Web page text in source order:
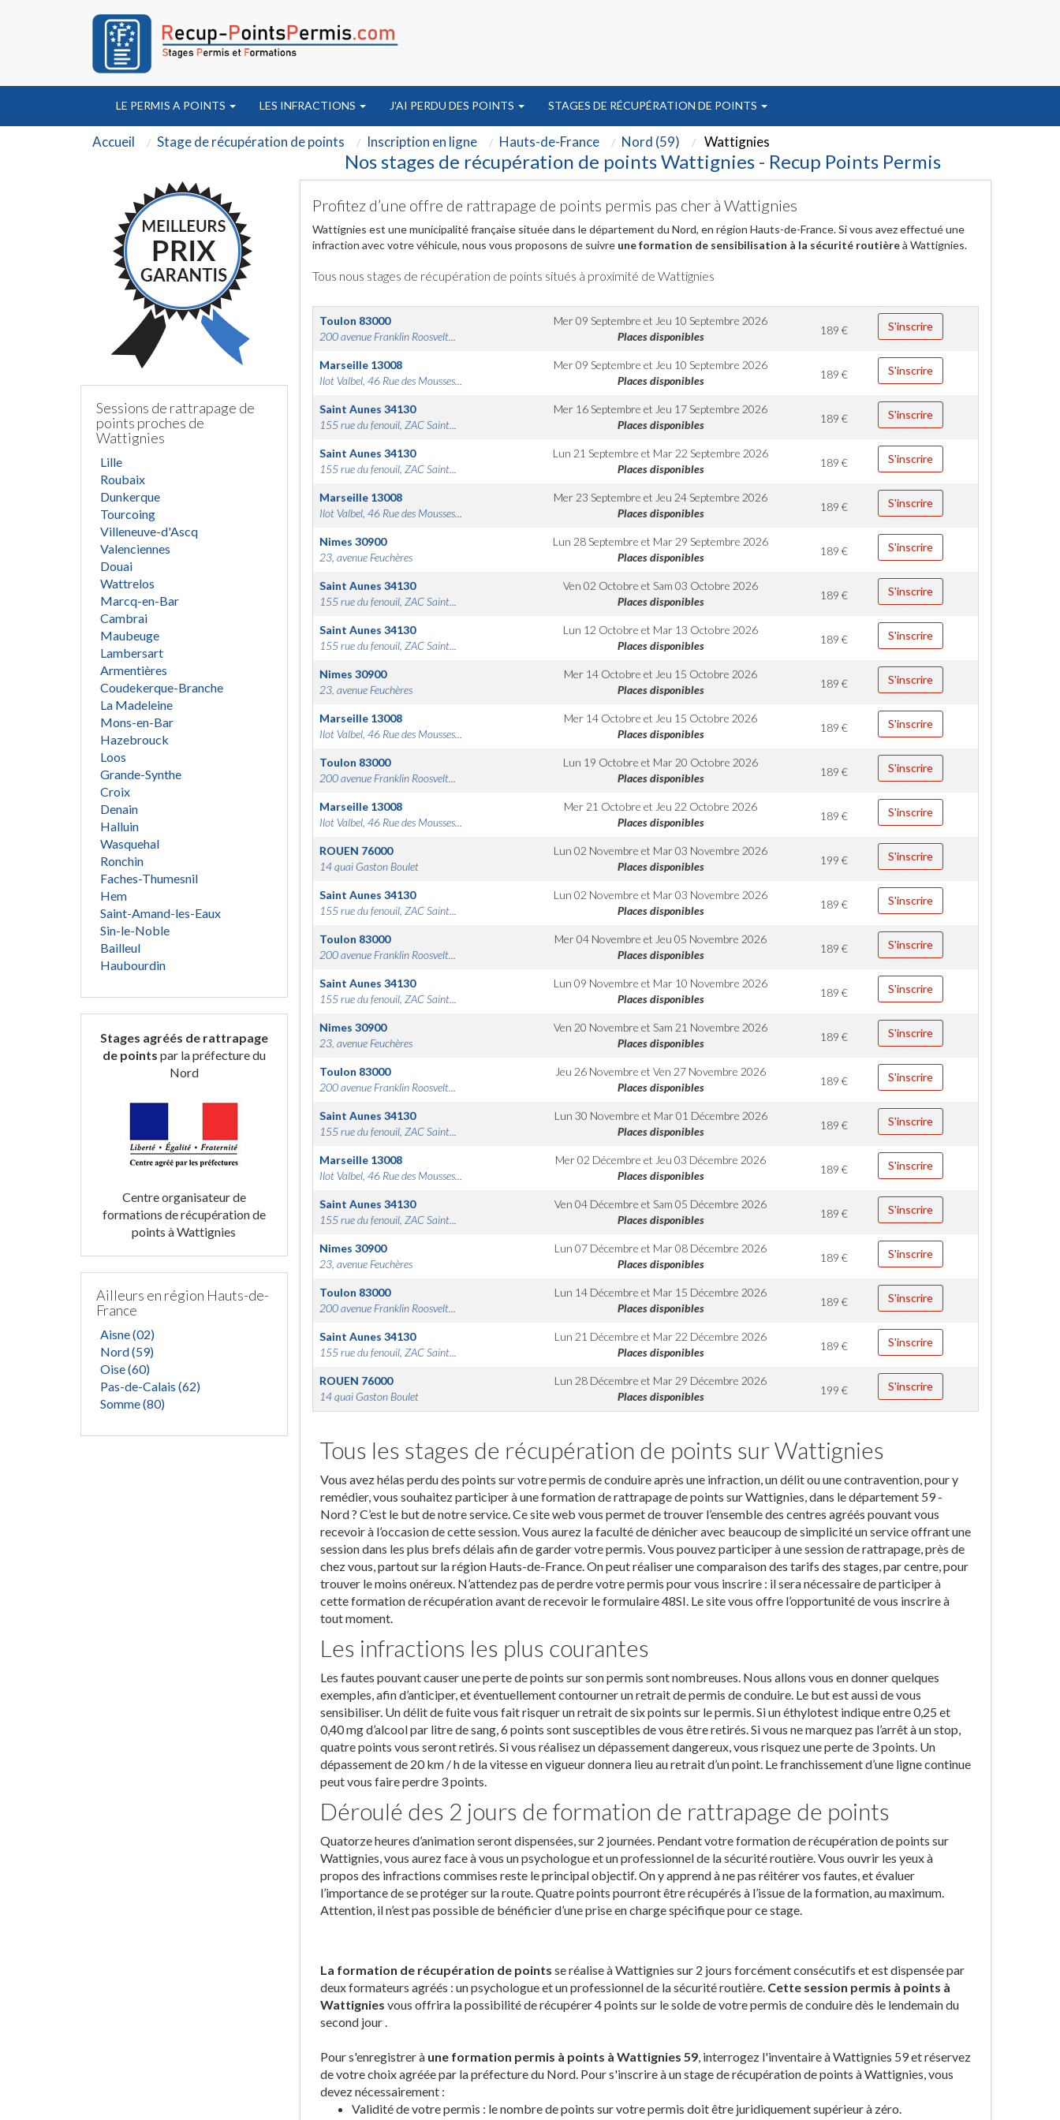
LE PERMIS A POINTS LES INFRACTIONS J'AI PERDU DES POINTS STAGES DE RÉCUPÉRATION DE POINTS
Accueil Stage de récupération de points Inscription en ligne Hauts-de-France Nord (59) Wattignies
Nos stages de récupération de points Wattignies - Recup Points Permis
Sessions de rattrapage de
points proches de
Wattignies
Lille
Roubaix
Dunkerque
Tourcoing
Villeneuve-d'Ascq
Valenciennes
Douai
Wattrelos
Marcq-en-Bar
Cambrai
Maubeuge
Lambersart
Armentières
Coudekerque-Branche
La Madeleine
Mons-en-Bar
Hazebrouck
Loos
Grande-Synthe
Croix
Denain
Halluin
Wasquehal
Ronchin
Faches-Thumesnil
Hem
Saint-Amand-les-Eaux
Sin-le-Noble
Bailleul
Haubourdin
Stages agréés de rattrapage
de points par la préfecture du
Nord
Centre organisateur de
formations de récupération de
points à Wattignies
Ailleurs en région Hauts-de-
France
Aisne (02)
Nord (59)
Oise (60)
Pas-de-Calais (62)
Somme (80)
Profitez d’une offre de rattrapage de points permis pas cher à Wattignies
Wattignies est une municipalité française située dans le département du Nord, en région Hauts-de-France. Si vous avez effectué une
infraction avec votre véhicule, nous vous proposons de suivre une formation de sensibilisation à la sécurité routièreà Wattignies.
Tous nous stages de récupération de points situés à proximité de Wattignies
Toulon 83000
200 avenue Franklin Roosvelt...
Mer 09 Septembre et Jeu 10 Septembre 2026
Places disponibles
189€ S'inscrire
Marseille 13008
Ilot Valbel, 46 Rue des Mousses...
Mer 09 Septembre et Jeu 10 Septembre 2026
Places disponibles
189€ S'inscrire
Saint Aunes 34130
155 rue du fenouil, ZAC Saint...
Mer 16 Septembre et Jeu 17 Septembre 2026
Places disponibles
189€ S'inscrire
Saint Aunes 34130
155 rue du fenouil, ZAC Saint...
Lun 21 Septembre et Mar 22 Septembre 2026
Places disponibles
189€ S'inscrire
Marseille 13008
Ilot Valbel, 46 Rue des Mousses...
Mer 23 Septembre et Jeu 24 Septembre 2026
Places disponibles
189€ S'inscrire
Nimes 30900
23, avenue Feuchères
Lun 28 Septembre et Mar 29 Septembre 2026
Places disponibles
189€ S'inscrire
Saint Aunes 34130
155 rue du fenouil, ZAC Saint...
Ven 02 Octobre etSam 03 Octobre 2026
Places disponibles
189€ S'inscrire
Saint Aunes 34130
155 rue du fenouil, ZAC Saint...
Lun 12 Octobre et Mar 13 Octobre 2026
Places disponibles
189€ S'inscrire
Nimes 30900
23, avenue Feuchères
Mer 14 Octobre et Jeu 15 Octobre 2026
Places disponibles
189€ S'inscrire
Marseille 13008
Ilot Valbel, 46 Rue des Mousses...
Mer 14 Octobre et Jeu 15 Octobre 2026
Places disponibles
189€ S'inscrire
Toulon 83000
200 avenue Franklin Roosvelt...
Lun 19 Octobre et Mar 20 Octobre 2026
Places disponibles
189€ S'inscrire
Marseille 13008
Ilot Valbel, 46 Rue des Mousses...
Mer 21 Octobre et Jeu 22 Octobre 2026
Places disponibles
189€ S'inscrire
ROUEN 76000
14 quai Gaston Boulet
Lun 02 Novembre et Mar 03 Novembre 2026
Places disponibles
199€ S'inscrire
Saint Aunes 34130
155 rue du fenouil, ZAC Saint...
Lun 02 Novembre et Mar 03 Novembre 2026
Places disponibles
189€ S'inscrire
Toulon 83000
200 avenue Franklin Roosvelt...
Mer 04 Novembre et Jeu 05 Novembre 2026
Places disponibles
189€ S'inscrire
Saint Aunes 34130
155 rue du fenouil, ZAC Saint...
Lun 09 Novembre et Mar 10 Novembre 2026
Places disponibles
189€ S'inscrire
Nimes 30900
23, avenue Feuchères
Ven 20 Novembre etSam 21 Novembre 2026
Places disponibles
189€ S'inscrire
Toulon 83000
200 avenue Franklin Roosvelt...
Jeu 26 Novembre etVen 27 Novembre 2026
Places disponibles
189€ S'inscrire
Saint Aunes 34130
155 rue du fenouil, ZAC Saint...
Lun 30 Novembre et Mar 01 Décembre 2026
Places disponibles
189€ S'inscrire
Marseille 13008
Ilot Valbel, 46 Rue des Mousses...
Mer 02 Décembre et Jeu 03 Décembre 2026
Places disponibles
189€ S'inscrire
Saint Aunes 34130
155 rue du fenouil, ZAC Saint...
Ven 04 Décembre etSam 05 Décembre 2026
Places disponibles
189€ S'inscrire
Nimes 30900
23, avenue Feuchères
Lun 07 Décembre et Mar 08 Décembre 2026
Places disponibles
189€ S'inscrire
Toulon 83000
200 avenue Franklin Roosvelt...
Lun 14 Décembre et Mar 15 Décembre 2026
Places disponibles
189€ S'inscrire
Saint Aunes 34130
155 rue du fenouil, ZAC Saint...
Lun 21 Décembre et Mar 22 Décembre 2026
Places disponibles
189€ S'inscrire
ROUEN 76000
14 quai Gaston Boulet
Lun 28 Décembre et Mar 29 Décembre 2026
Places disponibles
199€ S'inscrire
Tous les stages de récupération de points sur Wattignies
Vous avez hélas perdu des points sur votre permis de conduire après une infraction, un délit ou une contravention, pour y
remédier, vous souhaitez participer à une formation de rattrapage de points sur Wattignies, dans le département 59 -
Nord ? C’est le but de notre service. Ce site web vous permet de trouver l’ensemble des centres agréés pouvant vous
recevoir à l’occasion de cette session. Vous aurez la faculté de dénicher avec beaucoup de simplicité un service offrant une
session dans les plus brefs délais afin de garder votre permis. Vous pouvez participer à une session de rattrapage, près de
chez vous, partout sur la région Hauts-de-France. On peut réaliser une comparaison des tarifs des stages, par centre, pour
trouver le moins onéreux. N’attendez pas de perdre votre permis pour vous inscrire : il sera nécessaire de participer à
cette formation de récupération avant de recevoir le formulaire 48SI. Le site vous offre l’opportunité de vous inscrire à
tout moment.
Les infractions les plus courantes
Les fautes pouvant causer une perte de points sur son permis sont nombreuses. Nous allons vous en donner quelques
exemples, afin d’anticiper, et éventuellement contourner un retrait de permis de conduire. Le but est aussi de vous
sensibiliser. Un délit de fuite vous fait risquer un retrait de six points sur le permis. Si un éthylotest indique entre 0,25 et
0,40 mg d’alcool par litre de sang, 6 points sont susceptibles de vous être retirés. Si vous ne marquez pas l’arrêt à un stop,
quatre points vous seront retirés. Si vous réalisez un dépassement dangereux, vous risquez une perte de 3 points. Un
dépassement de 20 km / h de la vitesse en vigueur donnera lieu au retrait d’un point. Le franchissement d’une ligne continue
peut vous faire perdre 3 points.
Déroulé des 2 jours de formation de rattrapage de points
Quatorze heures d’animation seront dispensées, sur 2 journées. Pendant votre formation de récupération de points sur
Wattignies, vous aurez face à vous un psychologue et un professionnel de la sécurité routière. Vous ouvrir les yeux à
propos des infractions commises reste le principal objectif. On y apprend à ne pas réitérer vos fautes, et évaluer
l’importance de se protéger sur la route. Quatre points pourront être récupérés à l’issue de la formation, au maximum.
Attention, il n’est pas possible de bénéficier d’une prise en charge spécifique pour ce stage.
La formation de récupération de points se réalise à Wattignies sur 2 jours forcément consécutifs et est dispensée par
deux formateurs agréés : un psychologue et un professionnel de la sécurité routière. Cette session permis à points à
Wattignies vous offrira la possibilité de récupérer 4 points sur le solde de votre permis de conduire dès le lendemain du
second jour .
Pour s'enregistrer à une formation permis à points à Wattignies 59, interrogez l'inventaire à Wattignies 59 et réservez
de votre choix agréée par la préfecture du Nord. Pour s'inscrire à un stage de récupération de points à Wattignies, vous
devez nécessairement :
Validité de votre permis : le nombre de points sur votre permis doit être juridiquement supérieur à zéro.